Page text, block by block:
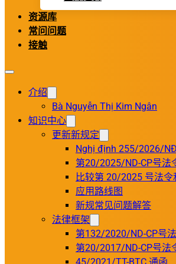
资源库
常问问题
接触
介绍
Bà Nguyễn Thị Kim Ngân
知识中心
更新新规定
Nghị định 255/2026/
第20/2025/ND-CP号法
比较第 20/2025 号法
应用路线图
新规常见问题解答
法律框架
第132/2020/ND-CP号
第20/2017/ND-CP号法